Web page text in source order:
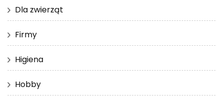
Dla zwierząt
Firmy
Higiena
Hobby